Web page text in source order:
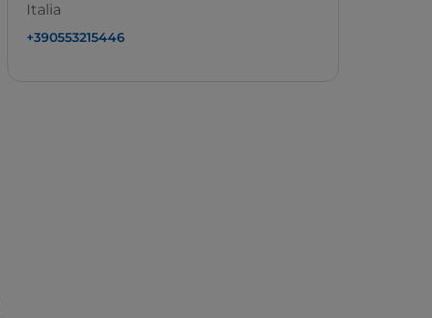
Italia
+390553215446